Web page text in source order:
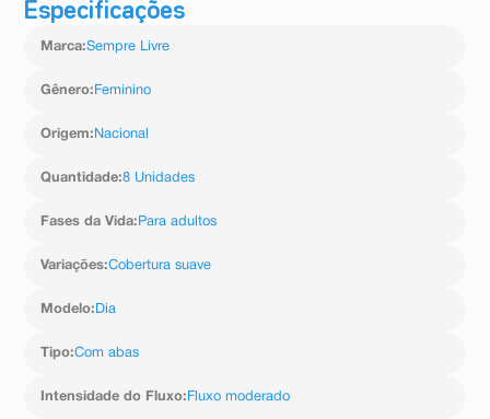
Fibras de celulose, cobertura de fibras de polímeros
(superabsorvente), adesivos termoplasticos, polietileno,
NATURAIS®).
Especificações
Marca:Sempre Livre
Gênero: Feminino
Origem: Nacional
Quantidade:8 Unidades
Fases da Vida: Para adultos
Variações:Cobertura suave
Modelo: Dia
Tipo:Com abas
Intensidade do Fluxo: Fluxo moderado